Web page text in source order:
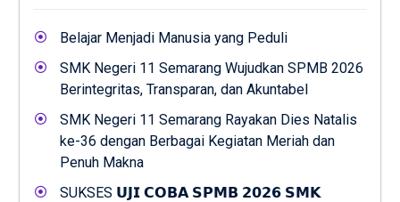
Belajar Menjadi Manusia yang Peduli
SMK Negeri 11 Semarang Wujudkan SPMB 2026
Berintegritas, Transparan, dan Akuntabel
SMK Negeri 11 Semarang Rayakan Dies Natalis
ke-36 dengan Berbagai Kegiatan Meriah dan
Penuh Makna
SUKSES 𝗨𝗝𝗜 𝗖𝗢𝗕𝗔 𝗦𝗣𝗠𝗕 𝟮𝟬𝟮𝟲 𝗦𝗠𝗞